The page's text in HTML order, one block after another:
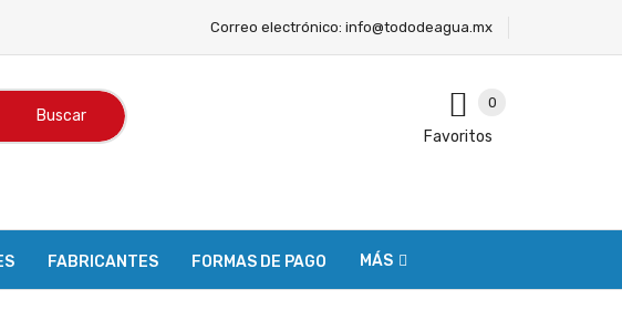
Correo electrónico: info@tododeagua.mx
Buscar
0
Favoritos
FABRICANTES FORMAS DE PAGO MÁS